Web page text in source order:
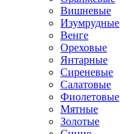
Вишневые
Изумрудные
Венге
Ореховые
Янтарные
Сиреневые
Салатовые
Фиолетовые
Мятные
Золотые